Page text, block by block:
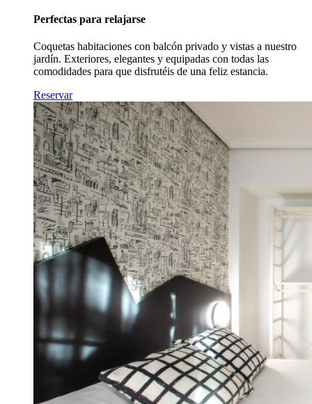
Perfectas para relajarse
Coquetas habitaciones con balcón privado y vistas a nuestro
jardín. Exteriores, elegantes y equipadas con todas las
comodidades para que disfrutéis de una feliz estancia.
Reservar